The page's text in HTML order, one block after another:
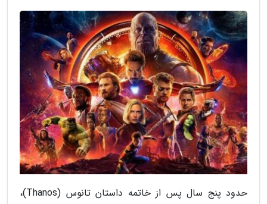
حدود پنج سال پس از خاتمه داستان تانوس (Thanos)،